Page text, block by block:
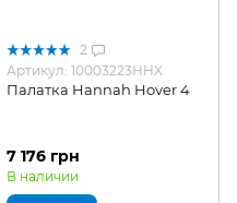
2
Артикул: 10003223HHX
Палатка Hannah Hover 4
7 176 грн
В наличии